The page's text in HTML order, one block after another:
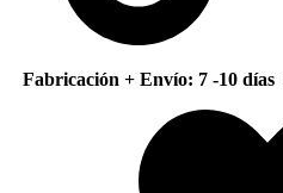
Fabricación + Envío: 7 -10 días